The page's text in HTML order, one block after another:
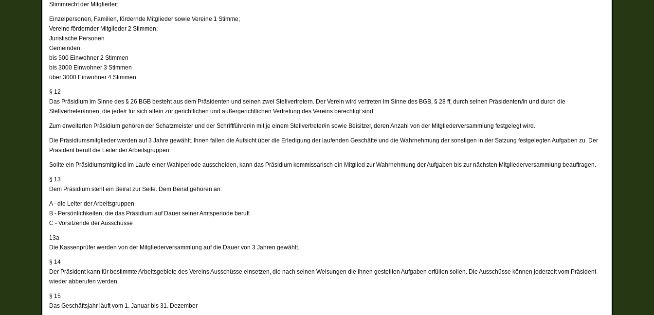
Stimmrecht der Mitglieder:
Einzelpersonen, Familien, fördernde Mitglieder sowie Vereine 1 Stimme;
Vereine fördernder Mitglieder 2 Stimmen;
Juristische Personen
Gemeinden:
bis 500 Einwohner 2 Stimmen
bis 3000 Einwohner 3 Stimmen
über 3000 Einwohner 4 Stimmen
§ 12
Das Präsidium im Sinne des § 26 BGB besteht aus dem Präsidenten und seinen zwei Stellvertretern. Der Verein wird vertreten im Sinne des BGB, § 28 ff, durch seinen Präsidenten/in und durch die
Stellvertreter/innen, die jede/r für sich allein zur gerichtlichen und außergerichtlichen Vertretung des Vereins berechtigt sind.
Zum erweiterten Präsidium gehören der Schatzmeister und der Schriftführer/in mit je einem Stellvertreter/in sowie Beisitzer, deren Anzahl von der Mitgliederversammlung festgelegt wird.
Die Präsidiumsmitglieder werden auf 3 Jahre gewählt. Ihnen fallen die Aufsicht über die Erledigung der laufenden Geschäfte und die Wahrnehmung der sonstigen in der Satzung festgelegten Aufgaben zu. Der
Präsident beruft die Leiter der Arbeitsgruppen.
Sollte ein Präsidiumsmitglied im Laufe einer Wahlperiode ausscheiden, kann das Präsidium kommissarisch ein Mitglied zur Wahrnehmung der Aufgaben bis zur nächsten Mitgliederversammlung beauftragen.
§ 13
Dem Präsidium steht ein Beirat zur Seite. Dem Beirat gehören an:
A - die Leiter der Arbeitsgruppen
B - Persönlichkeiten, die das Präsidium auf Dauer seiner Amtsperiode beruft
C - Vorsitzende der Ausschüsse
13a
Die Kassenprüfer werden von der Mitgliederversammlung auf die Dauer von 3 Jahren gewählt.
§ 14
Der Präsident kann für bestimmte Arbeitsgebiete des Vereins Ausschüsse einsetzen, die nach seinen Weisungen die Ihnen gestellten Aufgaben erfüllen sollen. Die Ausschüsse können jederzeit vom Präsident
wieder abberufen werden.
§ 15
Das Geschäftsjahr läuft vom 1. Januar bis 31. Dezember